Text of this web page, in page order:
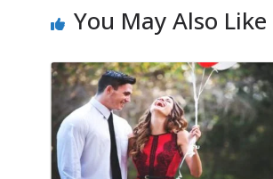
You May Also Like